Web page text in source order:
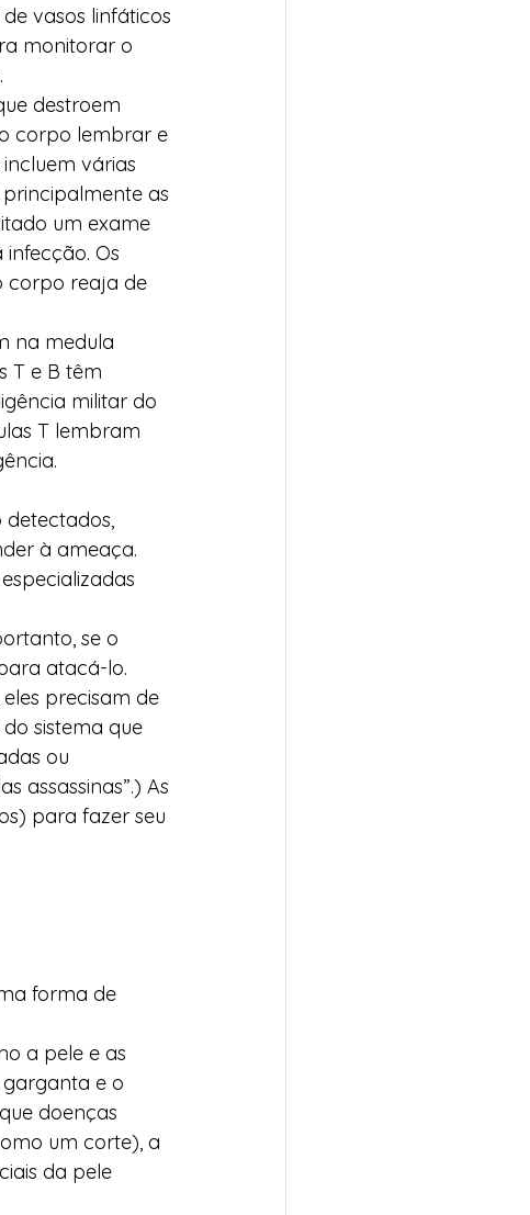
vasos linfáticos
monitorar o
destroem
corpo lembrar e
várias
as
um exame
Os
corpo reaja de
na medula
T e B têm
militar do
T lembram
à ameaça.
se o
atacá-lo.
precisam de
sistema que
ou
assassinas”.) As
para fazer seu
forma de
a pele e as
e o
doenças
um corte), a
da pele